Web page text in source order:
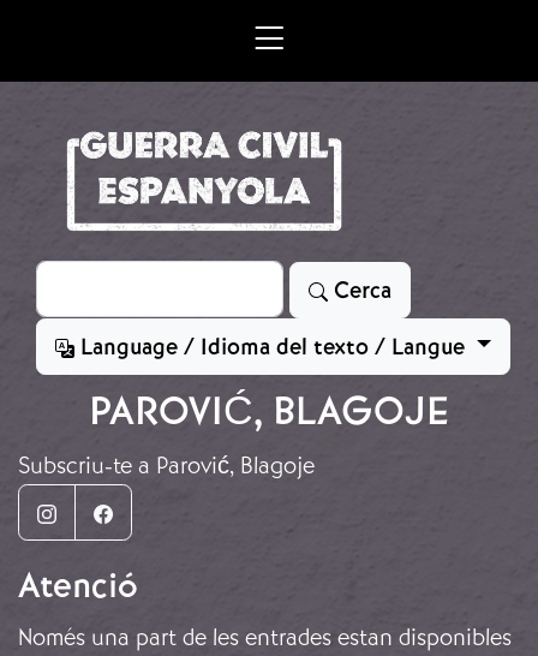
Cerca
Cerca
Language / Idioma del texto / Langue
PAROVIĆ, BLAGOJE
Subscriu-te a Parović, Blagoje
InstagramFacebook
Atenció
Només una part de les entrades estan disponibles